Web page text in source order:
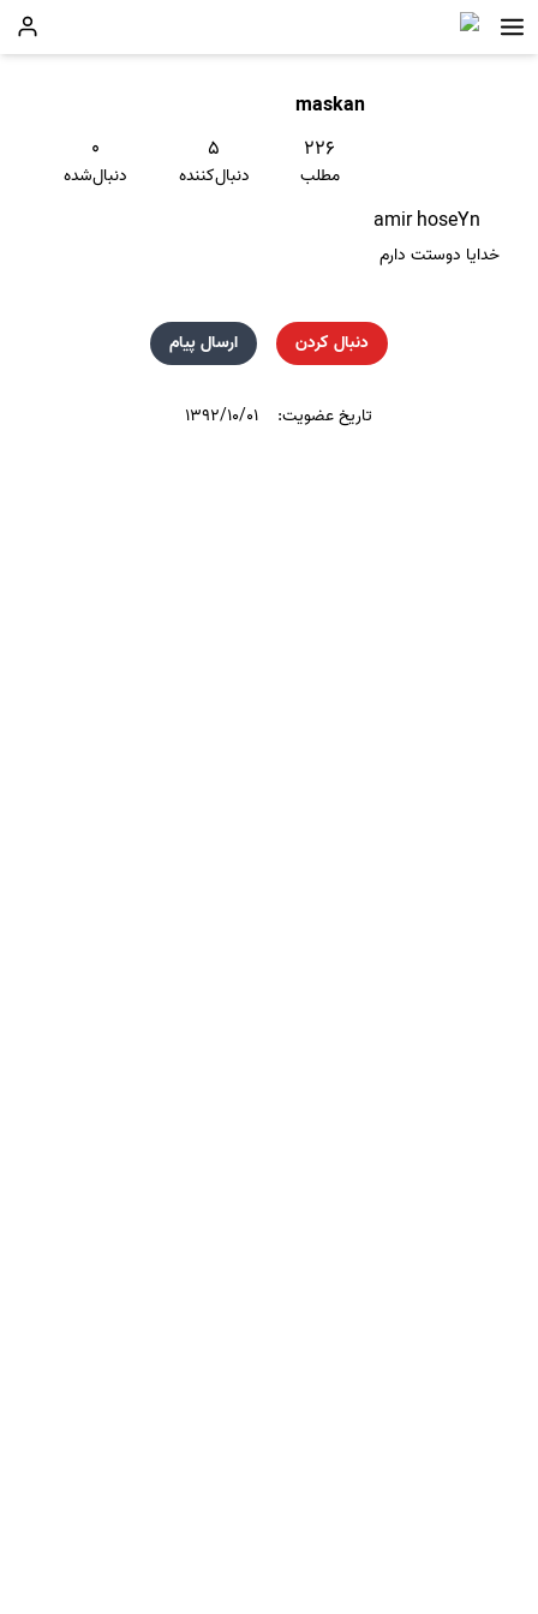
maskan
۲۲۶
مطلب
۵
دنبال‌کننده
۰
دنبال‌شده
amir hoseYn
خدایا دوستت دارم
دنبال کردن ارسال پیام
تاریخ عضویت: ۱۳۹۲/۱۰/۰۱